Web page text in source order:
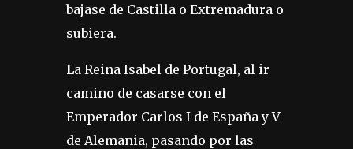
bajase de Castilla o Extremadura o
subiera.
La Reina Isabel de Portugal, al ir
camino de casarse con el
Emperador Carlos I de España y V
de Alemania, pasando por las